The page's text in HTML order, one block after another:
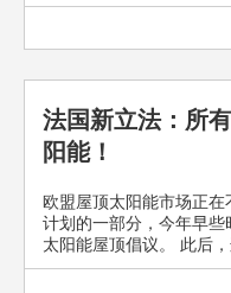
法国新立法：所
阳能！
欧盟屋顶太阳能市场正
计划的一部分，今年早
太阳能屋顶倡议。 此后